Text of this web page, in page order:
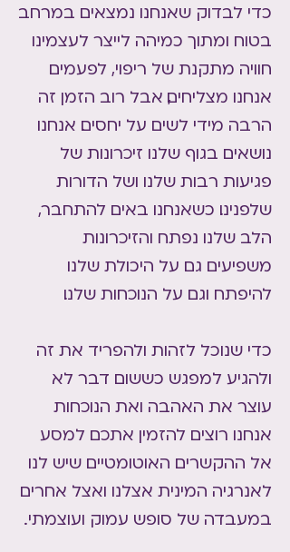
כדי לבדוק שאנחנו נמצאים במרחב
בטוח ומתוך כמיהה לייצר לעצמינו
חוויה מתקנת של ריפוי, לפעמים
אנחנו מצליחים, אבל רוב הזמן זה
הרבה מידי לשים על יחסים. אנחנו
נושאים בגוף שלנו זיכרונות של
פגיעות רבות שלנו ושל הדורות
שלפנינו. כשאנחנו באים להתחבר,
הלב שלנו נפתח והזיכרונות
משפיעים גם על היכולת שלנו
להיפתח וגם על הנוכחות שלנו.
כדי שנוכל לזהות ולהפריד את זה
ולהגיע למפגש כששום דבר לא
עוצר את האהבה ואת הנוכחות
אנחנו רוצים להזמין אתכם למסע
אל ההקשרים האוטומטיים שיש לנו
לאנרגיה המינית אצלנו ואצל אחרים
במעבדה של סופש עמוק ועוצמתי.